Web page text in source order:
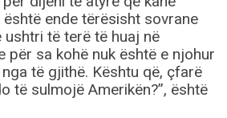
është ende tërësisht sovrane
ushtri të terë të huaj në
për sa kohë nuk është e njohur
të gjithë. Kështu që, çfarë
të sulmojë Amerikën?”, është